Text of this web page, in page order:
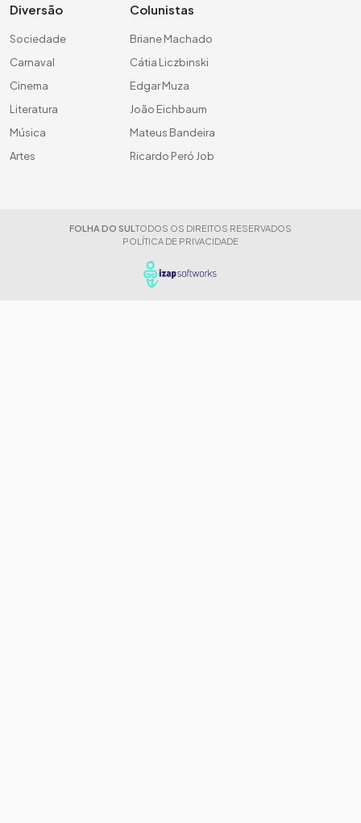
Diversão
Sociedade
Carnaval
Cinema
Literatura
Música
Artes
Colunistas
Briane Machado
Cátia Liczbinski
Edgar Muza
João Eichbaum
Mateus Bandeira
Ricardo Peró Job
FOLHA DO SUL TODOS OS DIREITOS RESERVADOS
POLÍTICA DE PRIVACIDADE